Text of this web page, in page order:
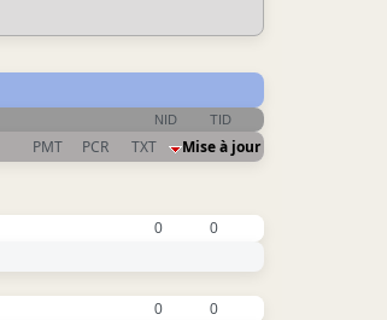
NID TID
PMT PCR TXT Mise à jour
0 0
0 0